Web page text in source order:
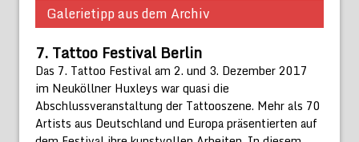
Galerietipp aus dem Archiv
7. Tattoo Festival Berlin
Das 7. Tattoo Festival am 2. und 3. Dezember 2017
im Neuköllner Huxleys war quasi die
Abschlussveranstaltung der Tattooszene. Mehr als 70
Artists aus Deutschland und Europa präsentierten auf